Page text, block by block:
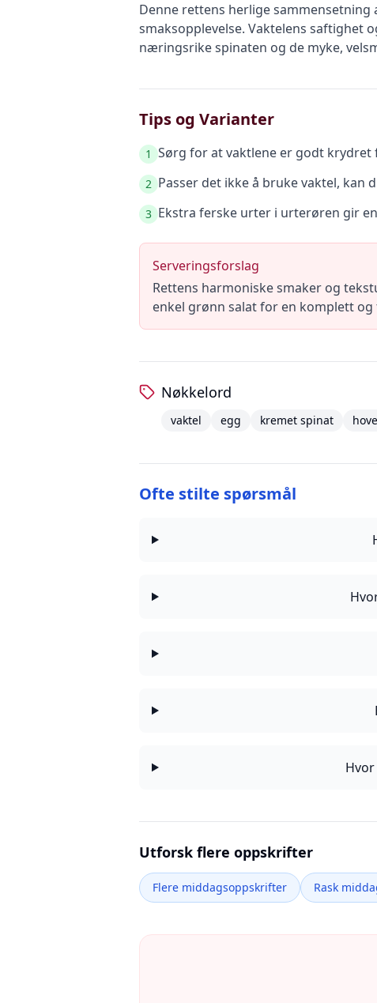
Denne rettens herlige
smaksopplevelse. Vaktelens saftighet
næringsrike spinaten og de myke,
Tips og Varianter
1 Sørg for at vaktlene er godt
2 Passer det ikke å bruke vaktel, kan
3 Ekstra ferske urter i urterøren gir
Serveringsforslag
Rettens harmoniske smaker og
enkel grønn salat for en komplett
Nøkkelord
vaktel egg kremet spinat
Ofte stilte spørsmål
Utforsk flere oppskrifter
Flere middagsoppskrifter Rask